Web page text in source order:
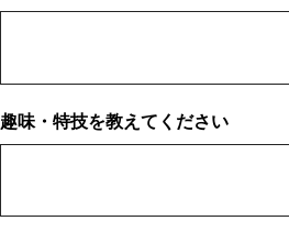
趣味・特技を教えてください